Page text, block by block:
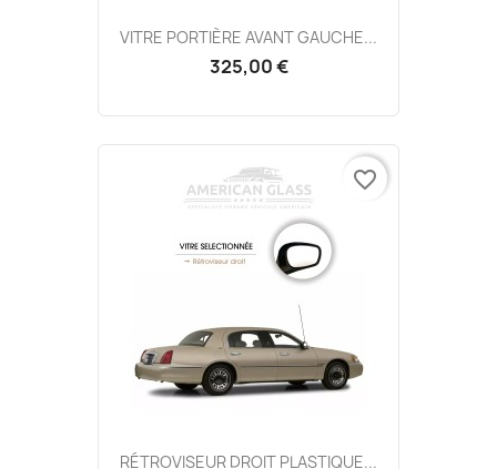
VITRE PORTIÈRE AVANT GAUCHE...
325,00 €
RÉTROVISEUR DROIT PLASTIQUE...
favorite_border